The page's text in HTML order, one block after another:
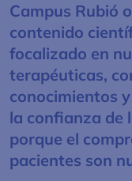
Campus Rubió
contenido
focalizado en
terapéuticas,
conocimientos
la confianza de
porque el
pacientes son